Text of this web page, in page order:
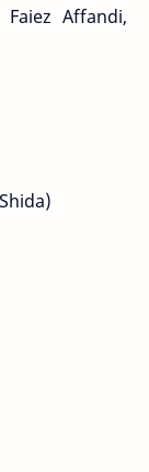
Faiez Affandi,